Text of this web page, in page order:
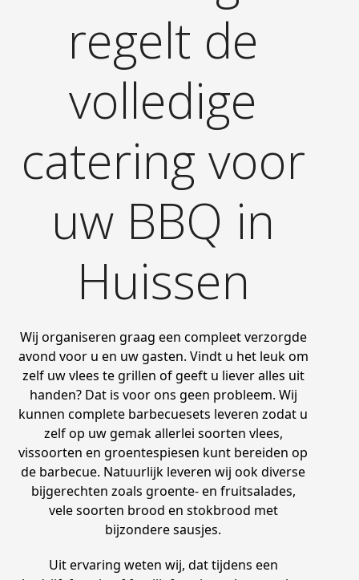
regelt de
volledige
catering voor
uw BBQ in
Huissen
Wij organiseren graag een compleet verzorgde
avond voor u en uw gasten. Vindt u het leuk om
zelf uw vlees te grillen of geeft u liever alles uit
handen? Dat is voor ons geen probleem. Wij
kunnen complete barbecuesets leveren zodat u
zelf op uw gemak allerlei soorten vlees,
vissoorten en groentespiesen kunt bereiden op
de barbecue. Natuurlijk leveren wij ook diverse
bijgerechten zoals groente- en fruitsalades,
vele soorten brood en stokbrood met
bijzondere sausjes.
Uit ervaring weten wij, dat tijdens een